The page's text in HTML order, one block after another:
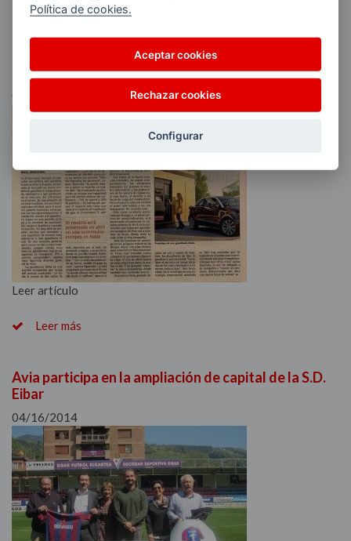
Leer más
Reportaje en El País sobre iAVIA
03/31/2014
Leer artículo
Leer más
Avia participa en la ampliación de capital de la S.D.
Eibar
04/16/2014
Política de cookies.
Aceptar cookies
Rechazar cookies
Configurar